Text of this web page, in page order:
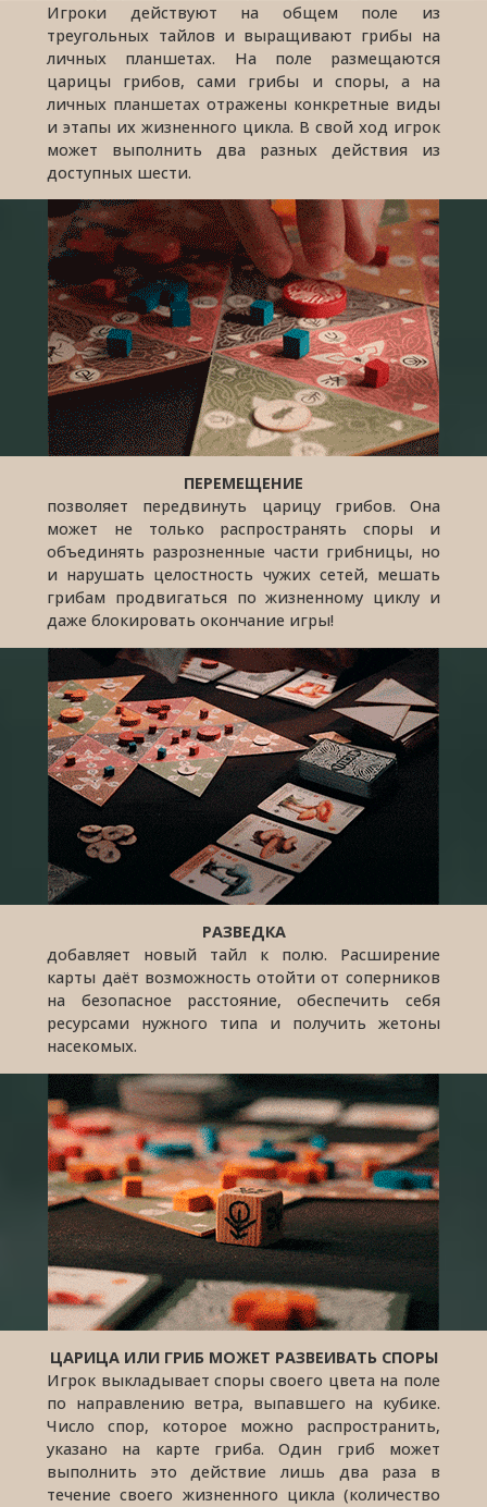
Игроки действуют на общем поле из
треугольных тайлов и выращивают грибы на
личных планшетах. На поле размещаются
царицы грибов, сами грибы и споры, а на
личных планшетах отражены конкретные виды
и этапы их жизненного цикла. В свой ход игрок
может выполнить два разных действия из
доступных шести.
ПЕРЕМЕЩЕНИЕ
позволяет передвинуть царицу грибов. Она
может не только распространять споры и
объединять разрозненные части грибницы, но
и нарушать целостность чужих сетей, мешать
грибам продвигаться по жизненному циклу и
даже блокировать окончание игры!
РАЗВЕДКА
добавляет новый тайл к полю. Расширение
карты даёт возможность отойти от соперников
на безопасное расстояние, обеспечить себя
ресурсами нужного типа и получить жетоны
насекомых.
ЦАРИЦА ИЛИ ГРИБ МОЖЕТ РАЗВЕИВАТЬ СПОРЫ
Игрок выкладывает споры своего цвета на поле
по направлению ветра, выпавшего на кубике.
Число спор, которое можно распространить,
указано на карте гриба. Один гриб может
выполнить это действие лишь два раза в
течение своего жизненного цикла (количество